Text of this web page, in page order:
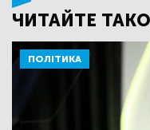
ЧИТАЙТЕ
ПОЛІТИКА